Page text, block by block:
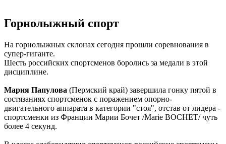
Горнолыжный спорт
На горнолыжных склонах сегодня прошли соревнования в
супер-гиганте.
Шесть российских спортсменов боролись за медали в этой
дисциплине.
Мария Папулова (Пермский край) завершила гонку пятой в
состязаниях спортсменок с поражением опорно-
двигательного аппарата в категории "стоя", отстав от лидера -
спортсменки из Франции Марии Бочет /Marie BOCHET/ чуть
более 4 секунд.